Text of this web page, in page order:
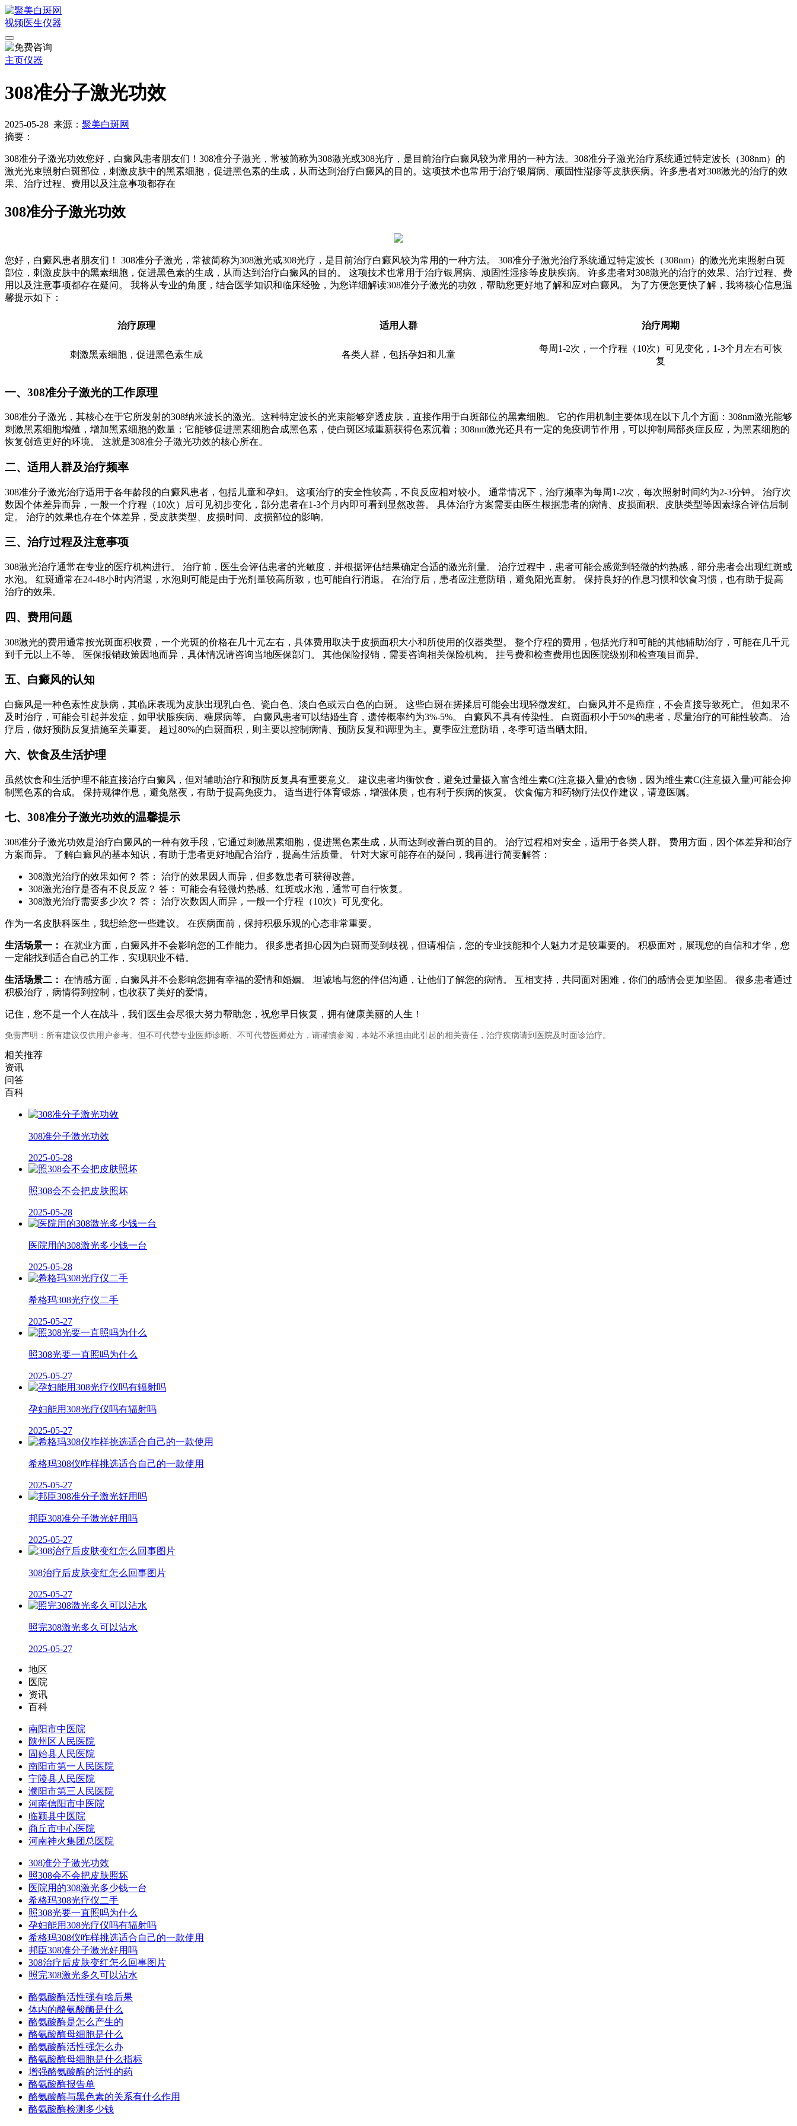
视频医生仪器
主页仪器
308准分子激光功效
2025-05-28 来源： 聚美白斑网
摘要：
308准分子激光功效您好，白癜风患者朋友们！308准分子激光，常被简称为308激光或308光疗，是目前治疗白癜风较为常用的一种方法。308准分子激光治疗系统通过特定波长（308nm）的
激光光束照射白斑部位，刺激皮肤中的黑素细胞，促进黑色素的生成，从而达到治疗白癜风的目的。这项技术也常用于治疗银屑病、顽固性湿疹等皮肤疾病。许多患者对308激光的治疗的效
果、治疗过程、费用以及注意事项都存在
308准分子激光功效
您好，白癜风患者朋友们！ 308准分子激光，常被简称为308激光或308光疗，是目前治疗白癜风较为常用的一种方法。 308准分子激光治疗系统通过特定波长（308nm）的激光光束照射白斑
部位，刺激皮肤中的黑素细胞，促进黑色素的生成，从而达到治疗白癜风的目的。 这项技术也常用于治疗银屑病、顽固性湿疹等皮肤疾病。 许多患者对308激光的治疗的效果、治疗过程、费
用以及注意事项都存在疑问。 我将从专业的角度，结合医学知识和临床经验，为您详细解读308准分子激光的功效，帮助您更好地了解和应对白癜风。 为了方便您更快了解，我将核心信息温
馨提示如下：
治疗原理 适用人群 治疗周期
刺激黑素细胞，促进黑色素生成 各类人群，包括孕妇和儿童
每周1-2次，一个疗程（10次）可见变化，1-3个月左右可恢
复
一、308准分子激光的工作原理
308准分子激光，其核心在于它所发射的308纳米波长的激光。这种特定波长的光束能够穿透皮肤，直接作用于白斑部位的黑素细胞。 它的作用机制主要体现在以下几个方面：308nm激光能够
刺激黑素细胞增殖，增加黑素细胞的数量；它能够促进黑素细胞合成黑色素，使白斑区域重新获得色素沉着；308nm激光还具有一定的免疫调节作用，可以抑制局部炎症反应，为黑素细胞的
恢复创造更好的环境。 这就是308准分子激光功效的核心所在。
二、适用人群及治疗频率
308准分子激光治疗适用于各年龄段的白癜风患者，包括儿童和孕妇。 这项治疗的安全性较高，不良反应相对较小。 通常情况下，治疗频率为每周1-2次，每次照射时间约为2-3分钟。 治疗次
数因个体差异而异，一般一个疗程（10次）后可见初步变化，部分患者在1-3个月内即可看到显然改善。 具体治疗方案需要由医生根据患者的病情、皮损面积、皮肤类型等因素综合评估后制
定。 治疗的效果也存在个体差异，受皮肤类型、皮损时间、皮损部位的影响。
三、治疗过程及注意事项
308激光治疗通常在专业的医疗机构进行。 治疗前，医生会评估患者的光敏度，并根据评估结果确定合适的激光剂量。 治疗过程中，患者可能会感觉到轻微的灼热感，部分患者会出现红斑或
水泡。 红斑通常在24-48小时内消退，水泡则可能是由于光剂量较高所致，也可能自行消退。 在治疗后，患者应注意防晒，避免阳光直射。 保持良好的作息习惯和饮食习惯，也有助于提高
治疗的效果。
四、费用问题
308激光的费用通常按光斑面积收费，一个光斑的价格在几十元左右，具体费用取决于皮损面积大小和所使用的仪器类型。 整个疗程的费用，包括光疗和可能的其他辅助治疗，可能在几千元
到千元以上不等。 医保报销政策因地而异，具体情况请咨询当地医保部门。 其他保险报销，需要咨询相关保险机构。 挂号费和检查费用也因医院级别和检查项目而异。
五、白癜风的认知
白癜风是一种色素性皮肤病，其临床表现为皮肤出现乳白色、瓷白色、淡白色或云白色的白斑。 这些白斑在搓揉后可能会出现轻微发红。 白癜风并不是癌症，不会直接导致死亡。 但如果不
及时治疗，可能会引起并发症，如甲状腺疾病、糖尿病等。 白癜风患者可以结婚生育，遗传概率约为3%-5%。 白癜风不具有传染性。 白斑面积小于50%的患者，尽量治疗的可能性较高。 治
疗后，做好预防反复措施至关重要。 超过80%的白斑面积，则主要以控制病情、预防反复和调理为主。夏季应注意防晒，冬季可适当晒太阳。
六、饮食及生活护理
虽然饮食和生活护理不能直接治疗白癜风，但对辅助治疗和预防反复具有重要意义。 建议患者均衡饮食，避免过量摄入富含维生素C(注意摄入量)的食物，因为维生素C(注意摄入量)可能会抑
制黑色素的合成。 保持规律作息，避免熬夜，有助于提高免疫力。 适当进行体育锻炼，增强体质，也有利于疾病的恢复。 饮食偏方和药物疗法仅作建议，请遵医嘱。
七、308准分子激光功效的温馨提示
308准分子激光功效是治疗白癜风的一种有效手段，它通过刺激黑素细胞，促进黑色素生成，从而达到改善白斑的目的。 治疗过程相对安全，适用于各类人群。 费用方面，因个体差异和治疗
方案而异。 了解白癜风的基本知识，有助于患者更好地配合治疗，提高生活质量。 针对大家可能存在的疑问，我再进行简要解答：
308激光治疗的效果如何？ 答： 治疗的效果因人而异，但多数患者可获得改善。
308激光治疗是否有不良反应？ 答： 可能会有轻微灼热感、红斑或水泡，通常可自行恢复。
308激光治疗需要多少次？ 答： 治疗次数因人而异，一般一个疗程（10次）可见变化。
作为一名皮肤科医生，我想给您一些建议。 在疾病面前，保持积极乐观的心态非常重要。
生活场景一： 在就业方面，白癜风并不会影响您的工作能力。 很多患者担心因为白斑而受到歧视，但请相信，您的专业技能和个人魅力才是较重要的。 积极面对，展现您的自信和才华，您
一定能找到适合自己的工作，实现职业不错。
生活场景二： 在情感方面，白癜风并不会影响您拥有幸福的爱情和婚姻。 坦诚地与您的伴侣沟通，让他们了解您的病情。 互相支持，共同面对困难，你们的感情会更加坚固。 很多患者通过
积极治疗，病情得到控制，也收获了美好的爱情。
记住，您不是一个人在战斗，我们医生会尽很大努力帮助您，祝您早日恢复，拥有健康美丽的人生！
免责声明：所有建议仅供用户参考。但不可代替专业医师诊断、不可代替医师处方，请谨慎参阅，本站不承担由此引起的相关责任，治疗疾病请到医院及时面诊治疗。
相关推荐
资讯
问答
百科
308准分子激光功效
2025-05-28
照308会不会把皮肤照坏
2025-05-28
医院用的308激光多少钱一台
2025-05-28
希格玛308光疗仪二手
2025-05-27
照308光要一直照吗为什么
2025-05-27
孕妇能用308光疗仪吗有辐射吗
2025-05-27
希格玛308仪咋样挑选适合自己的一款使用
2025-05-27
邦臣308准分子激光好用吗
2025-05-27
308治疗后皮肤变红怎么回事图片
2025-05-27
照完308激光多久可以沾水
2025-05-27
地区
医院
资讯
百科
南阳市中医院
陕州区人民医院
固始县人民医院
南阳市第一人民医院
宁陵县人民医院
濮阳市第三人民医院
河南信阳市中医院
临颍县中医院
商丘市中心医院
河南神火集团总医院
308准分子激光功效
照308会不会把皮肤照坏
医院用的308激光多少钱一台
希格玛308光疗仪二手
照308光要一直照吗为什么
孕妇能用308光疗仪吗有辐射吗
希格玛308仪咋样挑选适合自己的一款使用
邦臣308准分子激光好用吗
308治疗后皮肤变红怎么回事图片
照完308激光多久可以沾水
酪氨酸酶活性强有啥后果
体内的酪氨酸酶是什么
酪氨酸酶是怎么产生的
酪氨酸酶母细胞是什么
酪氨酸酶活性强怎么办
酪氨酸酶母细胞是什么指标
增强酪氨酸酶的活性的药
酪氨酸酶报告单
酪氨酸酶与黑色素的关系有什么作用
酪氨酸酶检测多少钱